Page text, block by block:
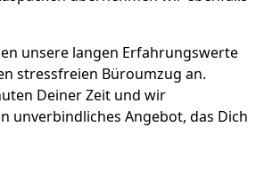
unsere langen Erfahrungswerte
stressfreien Büroumzug an.
Deiner Zeit und wir
unverbindliches Angebot, das Dich